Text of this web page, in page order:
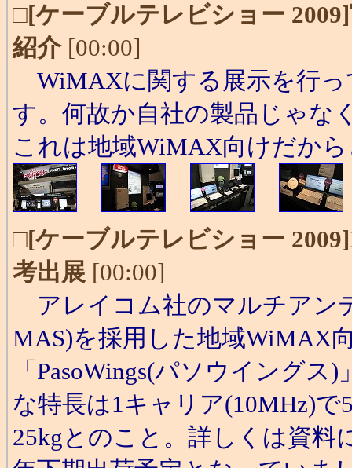
□[ケーブルテレビショー
紹介[00:00]
WiMAXに関する展示を行
す。何故か自社の製品じゃな
これは地域WiMAX向けだか
□[ケーブルテレビショー
考出展 [00:00]
アレイコム社のマルチアン
MAS)を採用した地域WiMAX
「PasoWings(パソウイング
な特長は1キャリア(10MHz)で
25kgとのこと。詳しくは資料